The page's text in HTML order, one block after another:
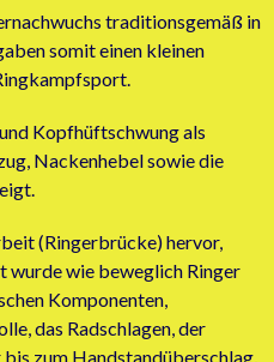
traditionsgemäß in
somit einen kleinen
Kopfhüftschwung als
Nackenhebel sowie die
(Ringerbrücke) hervor,
wie beweglich Ringer
Komponenten,
das Radschlagen, der
zum Handstandüberschlag,